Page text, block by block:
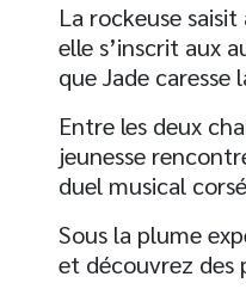
La rockeuse
elle s’inscrit aux
que Jade
Entre les deux
jeunesse
duel musical
Sous la plume
et découvrez des